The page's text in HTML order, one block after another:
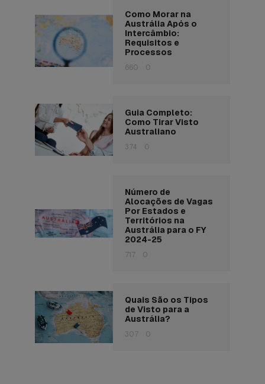
Como Morar na
Austrália Após o
Intercâmbio:
Requisitos e
Processos
660 0
Guia Completo:
Como Tirar Visto
Australiano
374 0
Número de
Alocações de Vagas
Por Estados e
Territórios na
Austrália para o FY
2024-25
717 0
Quais São os Tipos
de Visto para a
Austrália?
307 0